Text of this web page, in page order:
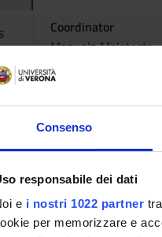
Consenso
responsabile dei dati
e i nostri 1022 partner
per memorizzare e
Coordinator
Manuela Malatesta
Language
Period
II semestre dal Feb
Examination
Quiz con risposta a